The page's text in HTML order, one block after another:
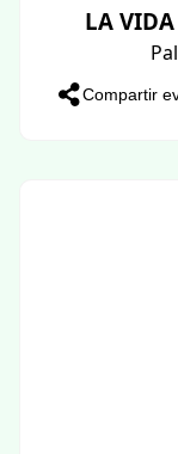
LA VIDA
Compartir